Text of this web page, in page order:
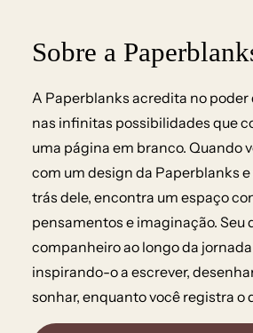
Sobre a
A Paperblanks acredita no poder
nas infinitas possibilidades que
uma página em branco. Quando
com um design da Paperblanks
trás dele, encontra um espaço
pensamentos e imaginação. Seu
companheiro ao longo da jornada
inspirando-o a escrever,
sonhar, enquanto você registra o